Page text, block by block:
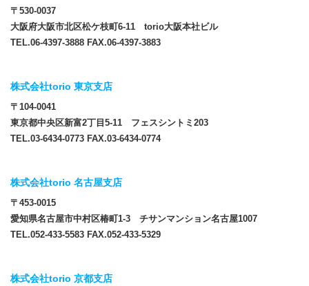
〒530-0037
大阪府大阪市北区松ケ枝町6-11 torio大阪本社ビル
TEL.06-4397-3888 FAX.06-4397-3883
株式会社torio 東京支店
〒104-0041
東京都中央区新富2丁目5-11 フェスシントミ203
TEL.03-6434-0773 FAX.03-6434-0774
株式会社torio 名古屋支店
〒453-0015
愛知県名古屋市中村区椿町1-3 チサンマンション名古屋1007
TEL.052-433-5583 FAX.052-433-5329
株式会社torio 京都支店